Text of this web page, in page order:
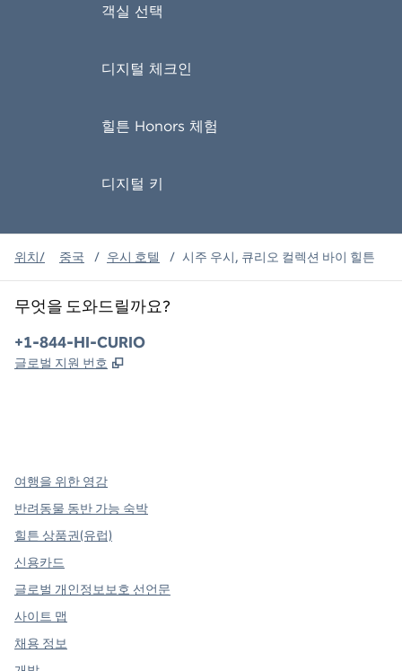
객실 선택
디지털 체크인
힐튼 Honors 체험
디지털 키
위치/ 중국 / 우시 호텔 / 시주 우시, 큐리오 컬렉션 바이 힐튼
무엇을 도와드릴까요?
전화:
+1-844-HI-CURIO
글로벌 지원 번호 ,
여행을 위한 영감
반려동물 동반 가능 숙박
힐튼 상품권(유럽)
신용카드
글로벌 개인정보보호 선언문
사이트 맵
채용 정보